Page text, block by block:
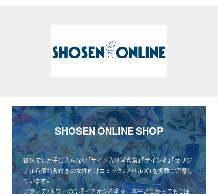
SHOSEN ONLINE SHOP
書泉でしか手に入らない「サイン入り写真集」「サイン本」「オリジ
ナル有償特典付きの女性向けコミック、ノベルズ」を多数ご用意し
ています。
グランデ・タワーの売場イチオシの本を日本中どこからでもご注